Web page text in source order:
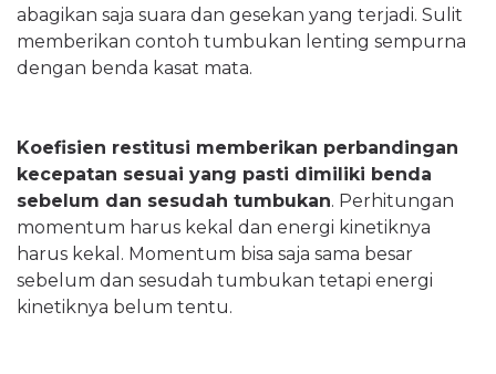
abagikan saja suara dan gesekan yang terjadi. Sulit
memberikan contoh tumbukan lenting sempurna
dengan benda kasat mata.
Koefisien restitusi memberikan perbandingan
kecepatan sesuai yang pasti dimiliki benda
sebelum dan sesudah tumbukan. Perhitungan
momentum harus kekal dan energi kinetiknya
harus kekal. Momentum bisa saja sama besar
sebelum dan sesudah tumbukan tetapi energi
kinetiknya belum tentu.